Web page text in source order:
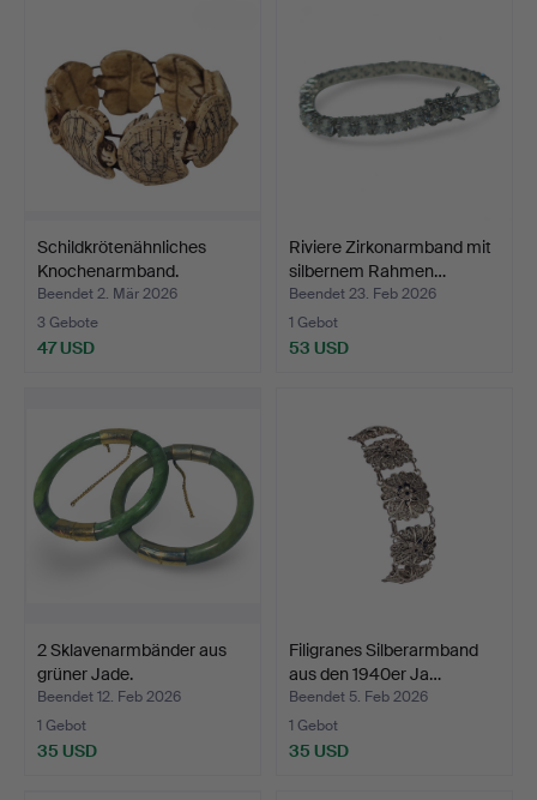
Schildkrötenähnliches
Knochenarmband.
Beendet 2. Mär 2026
3 Gebote
47 USD
Riviere Zirkonarmband mit
silbernem Rahmen…
Beendet 23. Feb 2026
1 Gebot
53 USD
2 Sklavenarmbänder aus
grüner Jade.
Beendet 12. Feb 2026
1 Gebot
35 USD
Filigranes Silberarmband
aus den 1940er Ja…
Beendet 5. Feb 2026
1 Gebot
35 USD